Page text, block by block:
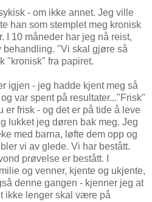
- om ikke annet. Jeg ville
han som stemplet meg kronisk
I 10 måneder har jeg nå reist,
behandling. "Vi skal gjøre så
"kronisk" fra papiret.
igjen - jeg hadde kjent meg så
var spent på resultater..."Frisk"
er frisk - og det er på tide å leve
lukket jeg døren bak meg. Jeg
med barna, løfte dem opp og
vi av glede. Vi har bestått.
prøvelse er bestått. I
og venner, kjente og ukjente,
denne gangen - kjenner jeg at
ikke lenger skal være på